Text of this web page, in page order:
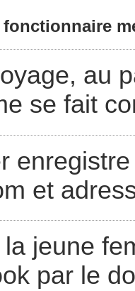
au
se fait
et
jeune
par le